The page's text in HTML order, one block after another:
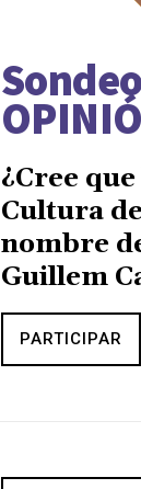
¿Cree
Cultura
nombre
Guillem
PARTICIPAR